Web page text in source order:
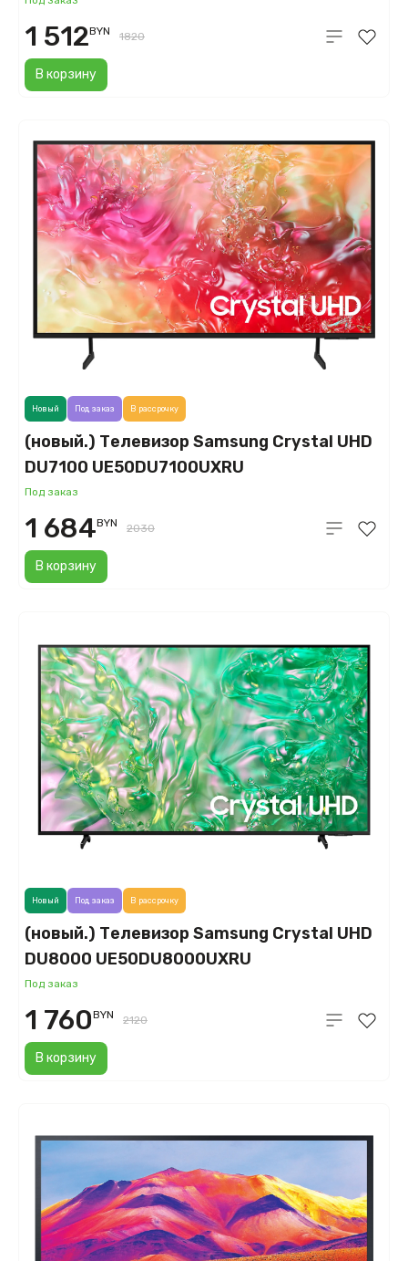
В корзину
1 512BYN 1820
(новый.) Телевизор Samsung Crystal UHD
DU7100 UE50DU7100UXRU
Под заказ
В корзину
Новый Под заказ В рассрочку
1 684BYN 2030
(новый.) Телевизор Samsung Crystal UHD
DU8000 UE50DU8000UXRU
Под заказ
В корзину
Новый Под заказ В рассрочку
1 760BYN 2120